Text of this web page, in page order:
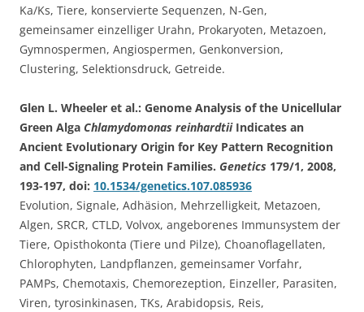
Ka/Ks, Tiere, konservierte Sequenzen, N-Gen,
gemeinsamer einzelliger Urahn, Prokaryoten, Metazoen,
Gymnospermen, Angiospermen, Genkonversion,
Clustering, Selektionsdruck, Getreide.
Glen L. Wheeler et al.: Genome Analysis of the Unicellular
Green Alga Chlamydomonas reinhardtiiIndicates an
Ancient Evolutionary Origin for Key Pattern Recognition
and Cell-Signaling Protein Families. Genetics 179/1, 2008,
193-197, doi: 10.1534/genetics.107.085936
Evolution, Signale, Adhäsion, Mehrzelligkeit, Metazoen,
Algen, SRCR, CTLD, Volvox, angeborenes Immunsystem der
Tiere, Opisthokonta (Tiere und Pilze), Choanoflagellaten,
Chlorophyten, Landpflanzen, gemeinsamer Vorfahr,
PAMPs, Chemotaxis, Chemorezeption, Einzeller, Parasiten,
Viren, tyrosinkinasen, TKs, Arabidopsis, Reis,